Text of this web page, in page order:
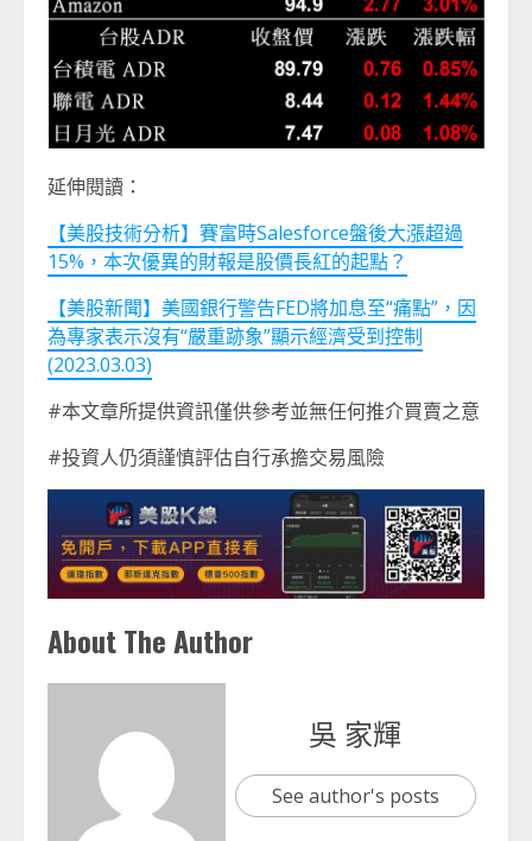
延伸閱讀：
【美股技術分析】賽富時Salesforce盤後大漲超過
15%，本次優異的財報是股價長紅的起點？
【美股新聞】美國銀行警告FED將加息至“痛點”，因
為專家表示沒有“嚴重跡象”顯示經濟受到控制
(2023.03.03)
#本文章所提供資訊僅供參考並無任何推介買賣之意
#投資人仍須謹慎評估自行承擔交易風險
About The Author
吳 家輝
See author's posts